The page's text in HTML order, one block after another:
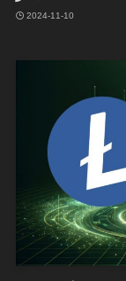
2024-11-10